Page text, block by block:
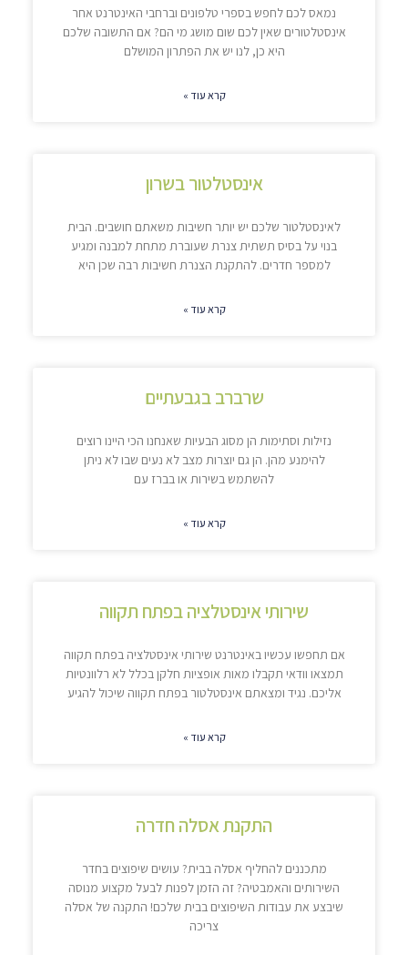
נמאס לכם לחפש בספרי טלפונים וברחבי האינטרנט אחר
אינסטלטורים שאין לכם שום מושג מי הם? אם התשובה שלכם
היא כן, לנו יש את הפתרון המושלם
קרא עוד »
אינסטלטור בשרון
לאינסטלטור שלכם יש יותר חשיבות משאתם חושבים. הבית
בנוי על בסיס תשתית צנרת שעוברת מתחת למבנה ומגיע
למספר חדרים. להתקנת הצנרת חשיבות רבה שכן היא
קרא עוד »
שרברב בגבעתיים
נזילות וסתימות הן מסוג הבעיות שאנחנו הכי היינו רוצים
להימנע מהן. הן גם יוצרות מצב לא נעים שבו לא ניתן
להשתמש בשירות או בברז עם
קרא עוד »
שירותי אינסטלציה בפתח תקווה
אם תחפשו עכשיו באינטרנט שירותי אינסטלציה בפתח תקווה
תמצאו וודאי תקבלו מאות אופציות חלקן בכלל לא רלוונטיות
אליכם. נגיד ומצאתם אינסטלטור בפתח תקווה שיכול להגיע
קרא עוד »
התקנת אסלה חדרה
מתכננים להחליף אסלה בבית? עושים שיפוצים בחדר
השירותים והאמבטיה? זה הזמן לפנות לבעל מקצוע מנוסה
שיבצע את עבודות השיפוצים בבית שלכם! התקנה של אסלה
צריכה